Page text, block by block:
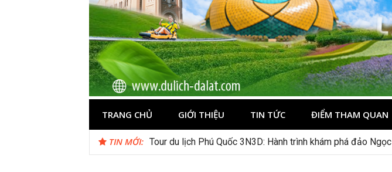
Du lịch Đà Lạt
TRANG CHỦ GIỚI THIỆU TIN TỨC ĐIỂM THAM QUAN
TIN MỚI: Tour du lịch Phú Quốc 3N3D: Hành trình khám phá đảo Ngọc